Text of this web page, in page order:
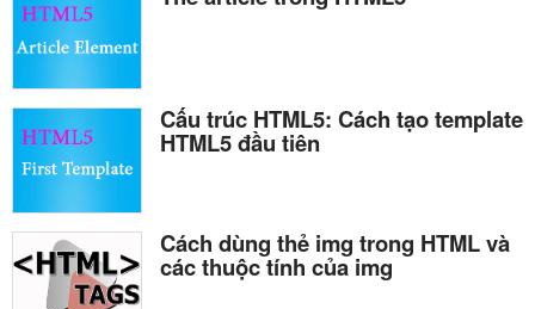
Cấu trúc HTML5: Cách tạo template
HTML5 đầu tiên
Cách dùng thẻ img trong HTML và
các thuộc tính của img